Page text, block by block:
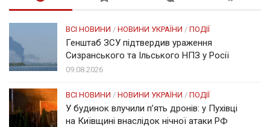
ВСІ НОВИНИ / НОВИНИ УКРАЇНИ / ПОДІЇ
Генштаб ЗСУ підтвердив ураження
Сизранського та Ільського НПЗ у Росії
09.08.2026
ВСІ НОВИНИ / НОВИНИ УКРАЇНИ / ПОДІЇ
У будинок влучили п’ять дронів: у Пухівці
на Київщині внаслідок нічної атаки РФ